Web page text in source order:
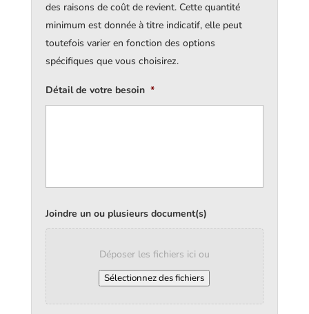
des raisons de coût de revient. Cette quantité
minimum est donnée à titre indicatif, elle peut
toutefois varier en fonction des options
spécifiques que vous choisirez.
Détail de votre besoin *
Joindre un ou plusieurs document(s)
Déposer les fichiers ici ou
Sélectionnez des fichiers